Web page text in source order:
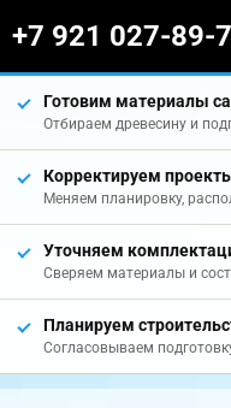
+7 921 027-89-
Готовим материалы
Отбираем древесину и
Корректируем
Меняем планировку,
Уточняем
Сверяем материалы и
Планируем
Согласовываем